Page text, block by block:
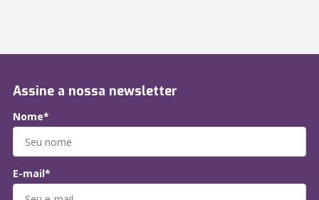
Assine a nossa newsletter
Nome*
E-mail*